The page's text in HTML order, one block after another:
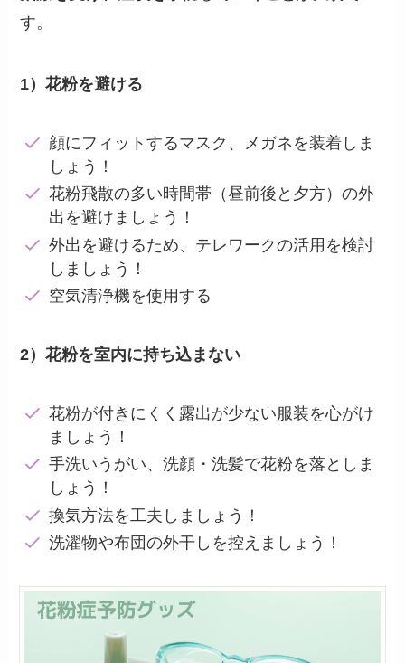
す。
1）花粉を避ける
顔にフィットするマスク、メガネを装着しま
しょう！
花粉飛散の多い時間帯（昼前後と夕方）の外
出を避けましょう！
外出を避けるため、テレワークの活用を検討
しましょう！
空気清浄機を使用する
2）花粉を室内に持ち込まない
花粉が付きにくく露出が少ない服装を心がけ
ましょう！
手洗いうがい、洗顔・洗髪で花粉を落としま
しょう！
換気方法を工夫しましょう！
洗濯物や布団の外干しを控えましょう！